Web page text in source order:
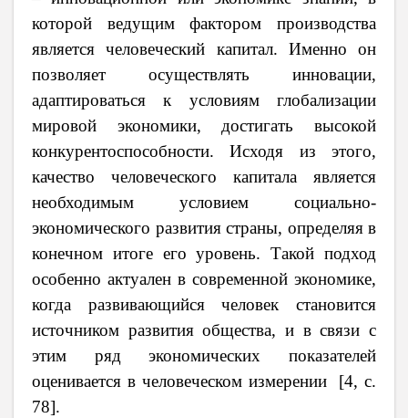
которой ведущим фактором производства
является человеческий капитал. Именно он
позволяет осуществлять инновации,
адаптироваться к условиям глобализации
мировой экономики, достигать высокой
конкурентоспособности. Исходя из этого,
качество человеческого капитала является
необходимым условием социально-
экономического развития страны, определяя в
конечном итоге его уровень. Такой подход
особенно актуален в современной экономике,
когда развивающийся человек становится
источником развития общества, и в связи с
этим ряд экономических показателей
оценивается в человеческом измерении [4, с.
78].